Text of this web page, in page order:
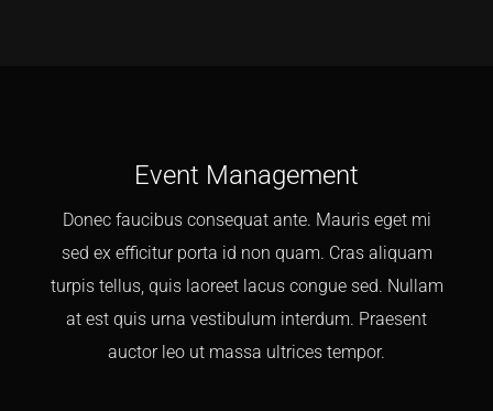
Event Management
Donec faucibus consequat ante. Mauris eget mi
sed ex efficitur porta id non quam. Cras aliquam
turpis tellus, quis laoreet lacus congue sed. Nullam
at est quis urna vestibulum interdum. Praesent
auctor leo ut massa ultrices tempor.